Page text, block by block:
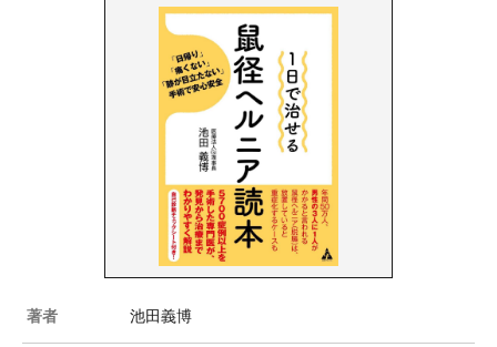
著者 池田義博